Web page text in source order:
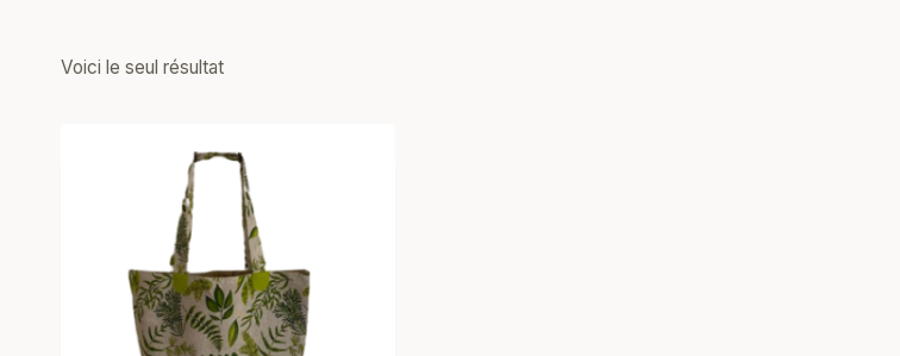
Voici le seul résultat